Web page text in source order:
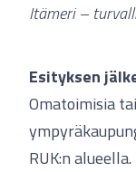
Itämeri –
Esityksen
Omatoimisia
RUK:n alueella.